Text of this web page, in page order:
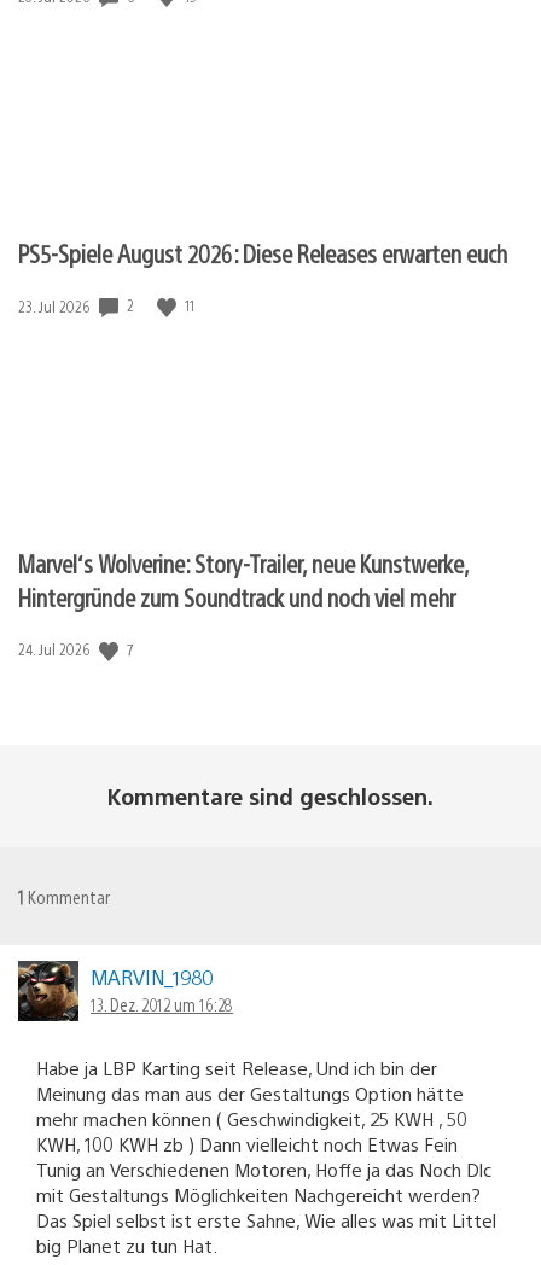
PS5-Spiele August 2026: Diese Releases erwarten euch
Veröffentlichungsdatum:
23. Jul 2026 2 11
Marvel‘s Wolverine: Story-Trailer, neue Kunstwerke,
Hintergründe zum Soundtrack und noch viel mehr
Veröffentlichungsdatum:
24. Jul 2026 7
Kommentare sind geschlossen.
1 Kommentar
MARVIN_1980
13. Dez. 2012 um 16:28
Habe ja LBP Karting seit Release, Und ich bin der
Meinung das man aus der Gestaltungs Option hätte
mehr machen können ( Geschwindigkeit, 25 KWH , 50
KWH, 100 KWH zb ) Dann vielleicht noch Etwas Fein
Tunig an Verschiedenen Motoren, Hoffe ja das Noch Dlc
mit Gestaltungs Möglichkeiten Nachgereicht werden?
Das Spiel selbst ist erste Sahne, Wie alles was mit Littel
big Planet zu tun Hat.